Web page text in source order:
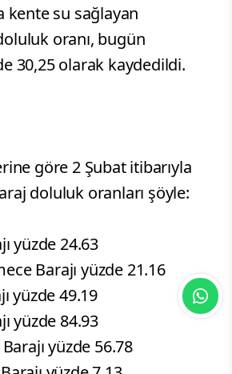
kente su sağlayan
oranı, bugün
30,25 olarak kaydedildi.
göre 2 Şubat itibarıyla
doluluk oranları şöyle:
yüzde 24.63
Barajı yüzde 21.16
yüzde 49.19
yüzde 84.93
yüzde 56.78